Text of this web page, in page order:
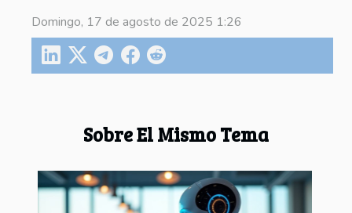
Sobre El Mismo Tema
Domingo, 17 de agosto de 2025 1:26